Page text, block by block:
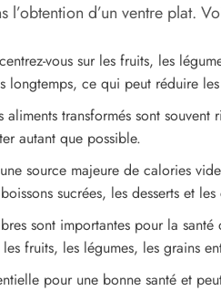
l’obtention d’un ventre plat.
vous sur les fruits, les
longtemps, ce qui peut réduire
aliments transformés sont
autant que possible.
source majeure de calories
sucrées, les desserts et
sont importantes pour la
fruits, les légumes, les grains
pour une bonne santé et